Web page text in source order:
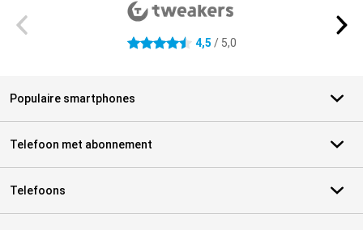
4.5 sterren 4,5 / 5,0
Populaire smartphones
Telefoon met abonnement
Telefoons